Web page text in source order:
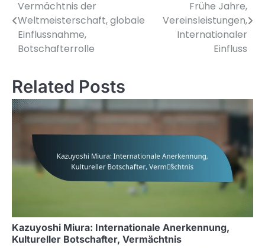
navigation
Vermächtnis der
Weltmeisterschaft, globale
Einflussnahme,
Botschafterrolle
Frühe Jahre,
Vereinsleistungen,
Internationaler
Einfluss
Related Posts
Kazuyoshi Miura: Internationale Anerkennung,
Kultureller Botschafter, Vermächtnis